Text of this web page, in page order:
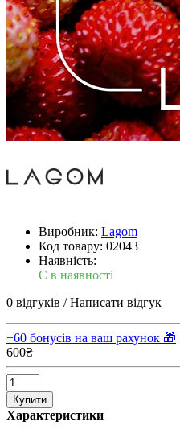
Виробник: Lagom
Код товару: 02043
Наявність:
Є в наявності
0 відгуків /Написати відгук
+60 бонусів на ваш рахунок 🎁
600₴
Купити
Характеристики